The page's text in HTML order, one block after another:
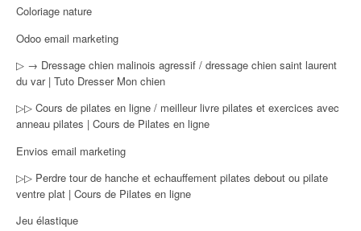
Coloriage nature
Odoo email marketing
▷ → Dressage chien malinois agressif / dressage chien saint laurent
du var | Tuto Dresser Mon chien
▷▷ Cours de pilates en ligne / meilleur livre pilates et exercices avec
anneau pilates | Cours de Pilates en ligne
Envios email marketing
▷▷ Perdre tour de hanche et echauffement pilates debout ou pilate
ventre plat | Cours de Pilates en ligne
Jeu élastique